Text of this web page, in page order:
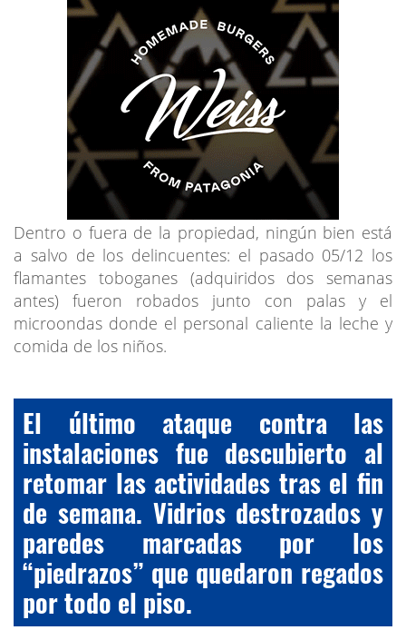
Dentro o fuera de la propiedad, ningún bien está
a salvo de los delincuentes: el pasado 05/12 los
flamantes toboganes (adquiridos dos semanas
antes) fueron robados junto con palas y el
microondas donde el personal caliente la leche y
comida de los niños.
El último ataque contra las
instalaciones fue descubierto al
retomar las actividades tras el fin
de semana. Vidrios destrozados y
paredes marcadas por los
“piedrazos” que quedaron regados
por todo el piso.